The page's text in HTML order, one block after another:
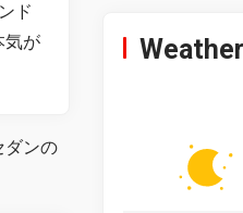
ド
気が
ダンの